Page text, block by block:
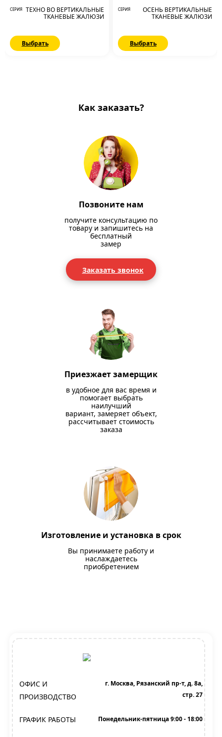
СЕРИЯ
ТЕХНО ВО ВЕРТИКАЛЬНЫЕ
ТКАНЕВЫЕ ЖАЛЮЗИ
Выбрать
СЕРИЯ
ОСЕНЬ ВЕРТИКАЛЬНЫЕ
ТКАНЕВЫЕ ЖАЛЮЗИ
Выбрать
Как заказать?
Позвоните нам
получите консультацию по
товару и запишитесь на
бесплатный
замер
Заказать звонок
Приезжает замерщик
в удобное для вас время и
помогает выбрать
наилучший
вариант, замеряет объект,
рассчитывает стоимость
заказа
Изготовление и установка в срок
Вы принимаете работу и
наслаждаетесь
приобретением
ОФИС И
ПРОИЗВОДСТВО
г. Москва, Рязанский пр-т, д. 8а,
стр. 27
ГРАФИК РАБОТЫ Понедельник-пятница 9:00 - 18:00